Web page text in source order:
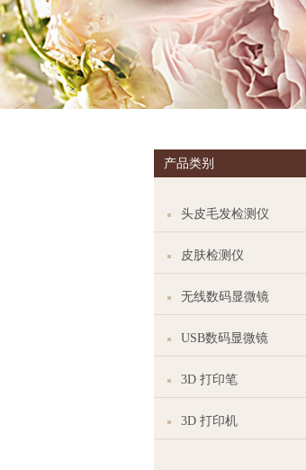
产品类别
头皮毛发检测仪
皮肤检测仪
无线数码显微镜
USB数码显微镜
3D 打印笔
3D 打印机